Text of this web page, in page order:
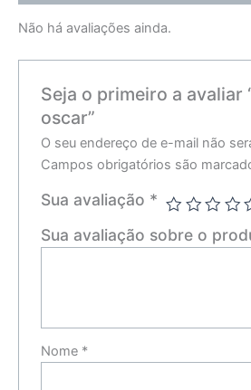
Não há avaliações ainda.
Seja o primeiro a avaliar
oscar”
O seu endereço de e-mail não
Campos obrigatórios são
Sua avaliação *
Sua avaliação sobre o
Nome *